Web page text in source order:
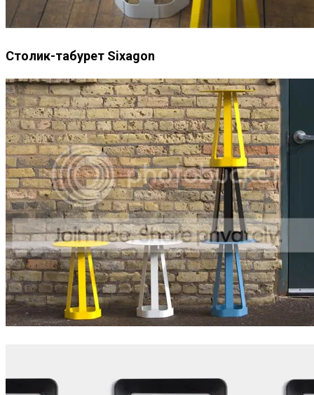
Столик-табурет Sixagon